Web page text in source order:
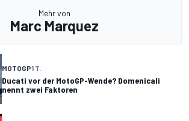
Mehr von
Marc Marquez
MOTOGP1 T.
Ducati vor der MotoGP-Wende? Domenicali
nennt zwei Faktoren